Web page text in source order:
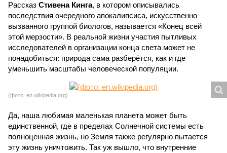
Рассказ Стивена Кинга, в котором описывались
последствия очередного апокалипсиса, искусственно
вызванного группой биологов, называется «Конец всей
этой мерзости». В реальной жизни участия пытливых
исследователей в организации конца света может не
понадобиться: природа сама разберётся, как и где
уменьшить масштабы человеческой популяции.
(фото: en.wikipedia.org)
Да, наша любимая маленькая планета может быть
единственной, где в пределах Солнечной системы есть
полноценная жизнь, но Земля также регулярно пытается
эту жизнь уничтожить. Так уж вышло, что внутренние